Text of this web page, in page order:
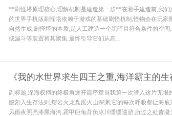
**刷怪塔原理核心,理解机制是建造第一步**在着手建造前,我
的世界手机版刷怪塔依赖于游戏的基础刷怪机制,怪物会在玩家
自然生成,刷怪塔的本质,是人工建造一个黑暗且符合条件的空
或漏斗等装置将其聚集,最终引导它们从高...
《我的水世界求生四王之重,海洋霸主的生
副标题,深海权柄的终极角逐开篇序章当我第一次潜入这片无垠
般刻入生存法则,熔岩火龙盘踞火山深渊,它的每次呼吸都让海
风雨夜照亮漆黑海沟,霜甲巨龟背负冰川缓缓巡游,所过之处皆